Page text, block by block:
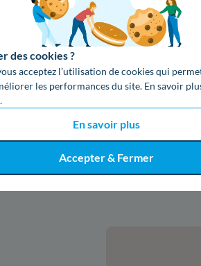
des cookies ?
acceptez l’utilisation de cookies qui
les performances du site. En savoir
En savoir plus
Accepter & Fermer
Déduction des
Installation par
de
Obtenir un